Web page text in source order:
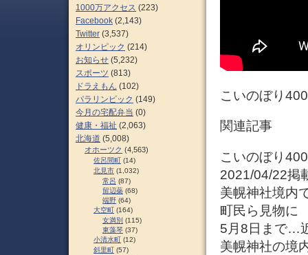
こいのぼり
関連記事
こいのぼり
2021/04/22掲
美幌神社境内
町民ら見物に
5月8日まで…
美幌神社の境
1000万アクセス (223)
Facebook (2,143)
Twitter (3,537)
オリンピック (214)
お知らせ (5,232)
スポーツ (813)
ドラえもん (102)
パラリンピック (149)
今月の宅配弁当 (0)
健康・福祉 (2,063)
北海道 (5,008)
オホーツク (4,563)
佐呂間町 (14)
北見市 (1,032)
常呂 (87)
留辺蘂 (68)
端野 (64)
大空町 (164)
女満別 (115)
東藻琴 (37)
小清水町 (12)
斜里町 (57)